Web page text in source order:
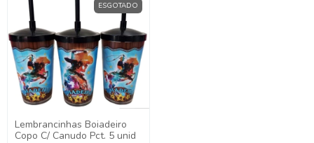
ESGOTADO
Lembrancinhas Boiadeiro
Copo C/ Canudo Pct. 5 unid